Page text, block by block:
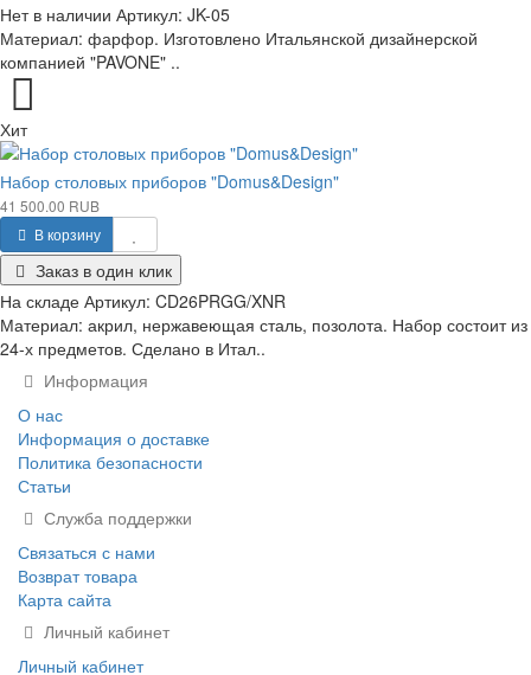
Нет в наличии Артикул: JK-05
Материал: фарфор. Изготовлено Итальянской дизайнерской
компанией "PAVONE" ..
Хит
Набор столовых приборов "Domus&Design"
41 500.00 RUB
В корзину
Заказ в один клик
На складе Артикул: CD26PRGG/XNR
Материал: акрил, нержавеющая сталь, позолота. Набор состоит из
24-х предметов. Сделано в Итал..
Информация
О нас
Информация о доставке
Политика безопасности
Статьи
Служба поддержки
Связаться с нами
Возврат товара
Карта сайта
Личный кабинет
Личный кабинет